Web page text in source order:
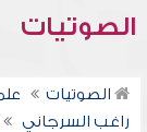
الصوتيات
الصوتيات
راغب السرجاني